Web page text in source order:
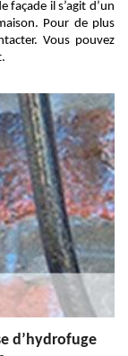
il s’agit d’un
Pour de plus
Vous pouvez
d’hydrofuge